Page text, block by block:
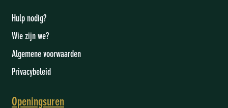
Hulp nodig?
Wie zijn we?
Algemene voorwaarden
Privacybeleid
Openingsuren